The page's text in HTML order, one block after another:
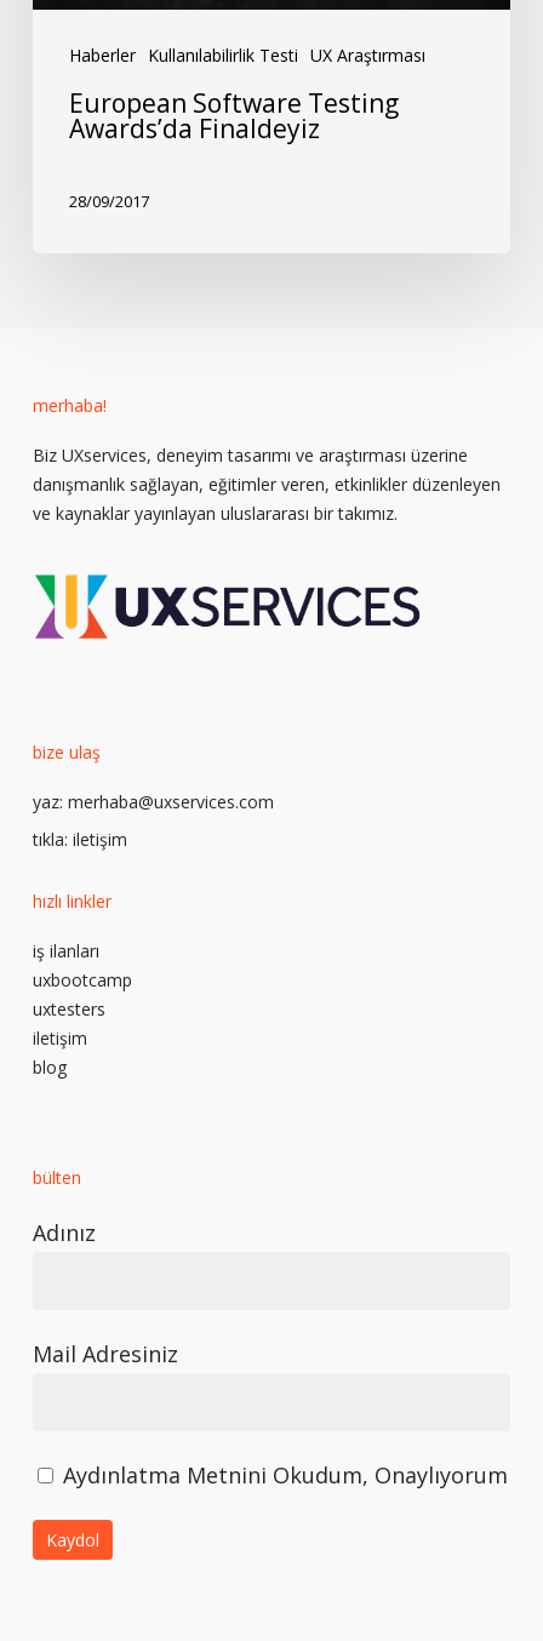
Haberler Kullanılabilirlik Testi UX Araştırması
European Software Testing
Awards’da Finaldeyiz
28/09/2017
merhaba!
Biz UXservices, deneyim tasarımı ve araştırması üzerine
danışmanlık sağlayan, eğitimler veren, etkinlikler düzenleyen
ve kaynaklar yayınlayan uluslararası bir takımız.
bize ulaş
yaz: merhaba@uxservices.com
tıkla: iletişim
hızlı linkler
iş ilanları
uxbootcamp
uxtesters
iletişim
blog
bülten
Adınız
Mail Adresiniz
Aydınlatma Metnini Okudum, Onaylıyorum